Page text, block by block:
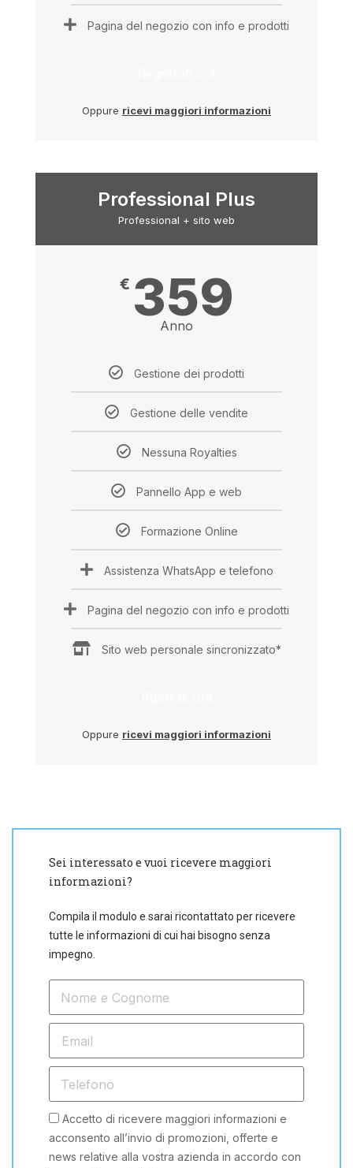
Pagina del negozio con info e prodotti
Oppure ricevi maggiori informazioni
Professional Plus
Professional + sito web
€ 359
Anno
Gestione dei prodotti
Gestione delle vendite
Nessuna Royalties
Pannello App e web
Formazione Online
Assistenza WhatsApp e telefono
Pagina del negozio con info e prodotti
Sito web personale sincronizzato*
Oppure ricevi maggiori informazioni
Sei interessato e vuoi ricevere maggiori
informazioni?
Compila il modulo e sarai ricontattato per ricevere
tutte le informazioni di cui hai bisogno senza
impegno.
Accetto di ricevere maggiori informazioni e
acconsento all’invio di promozioni, offerte e
news relative alla vostra azienda in accordo con